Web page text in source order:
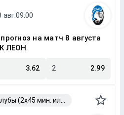
на матч 8 августа
ЛЕОН
3.62 2 2.99